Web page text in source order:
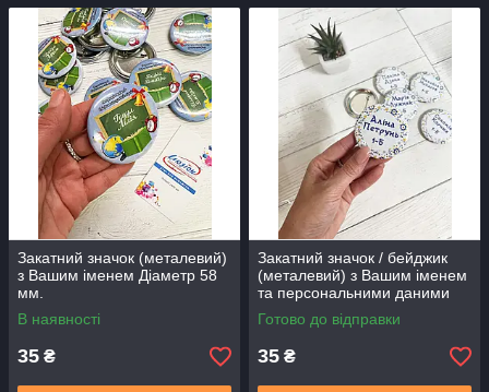
Закатний значок (металевий)
з Вашим іменем Діаметр 58
мм.
В наявності
35 ₴
Закатний значок / бейджик
(металевий) з Вашим іменем
та персональними даними
Діаметр 58 мм.
Готово до відправки
35 ₴